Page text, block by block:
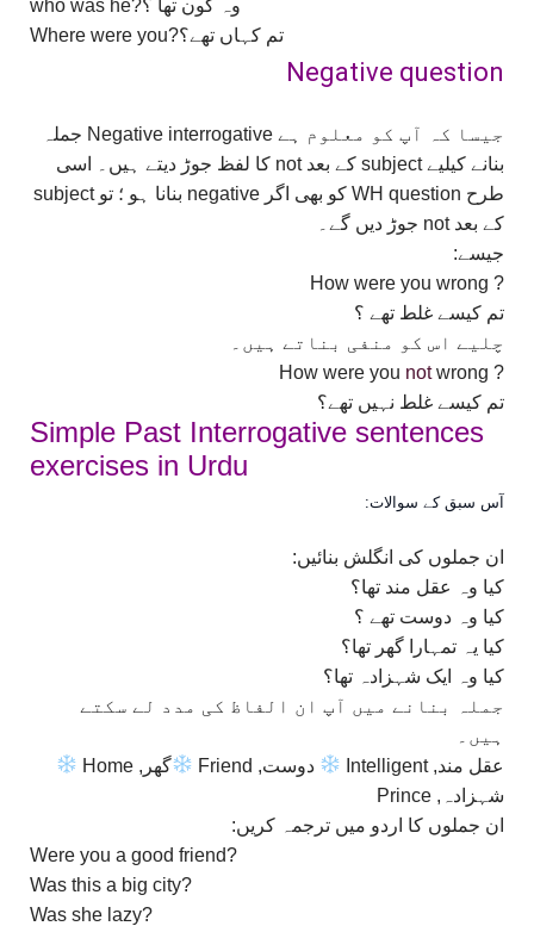
who was he?وہ کون تھا ؟
Where were you?تم کہاں تھے؟
Negative question
جیسا کہ آپ کو معلوم ہے Negative interrogative جملہ
بنانے کیلیے subject کے بعد not کا لفظ جوڑ دیتے ہیں۔ اسی
طرح WH question کو بھی اگر negative بنانا ہو ؛ تو subject
کے بعد not جوڑ دیں گے۔
جیسے:
? How were you wrong
تم کیسے غلط تھے ؟
چلیے اس کو منفی بناتے ہیں۔
? How were you
notwrong
تم کیسے غلط نہیں تھے؟
Simple Past Interrogative sentences
exercises in Urdu
آس سبق کے سوالات:
ان جملوں کی انگلش بنائیں:
کیا وہ عقل مند تھا؟
کیا وہ دوست تھے ؟
کیا یہ تمہارا گھر تھا؟
کیا وہ ایک شہزادہ تھا؟
جملہ بنانے میں آپ ان الفاظ کی مدد لے سکتے
ہیں۔
عقل مند, Intelligent
دوست, Friend
گھر, Home
شہزادہ, Prince
ان جملوں کا اردو میں ترجمہ کریں:
Were you a good friend?
Was this a big city?
Was she lazy?